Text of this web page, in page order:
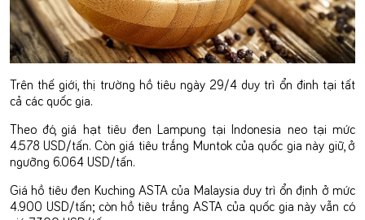
Trên thế giới, thị trường hồ tiêu ngày 29/4 duy trì ổn đinh tại tất
cả các quốc gia.
Theo đó, giá hạt tiêu đen Lampung tại Indonesia neo tại mức
4.578 USD/tấn. Còn giá tiêu trắng Muntok của quốc gia này giữ, ở
ngưỡng 6.064 USD/tấn.
Giá hồ tiêu đen Kuching ASTA của Malaysia duy trì ổn định ở mức
4.900 USD/tấn; còn hồ tiêu trắng ASTA của quốc gia này vẫn có